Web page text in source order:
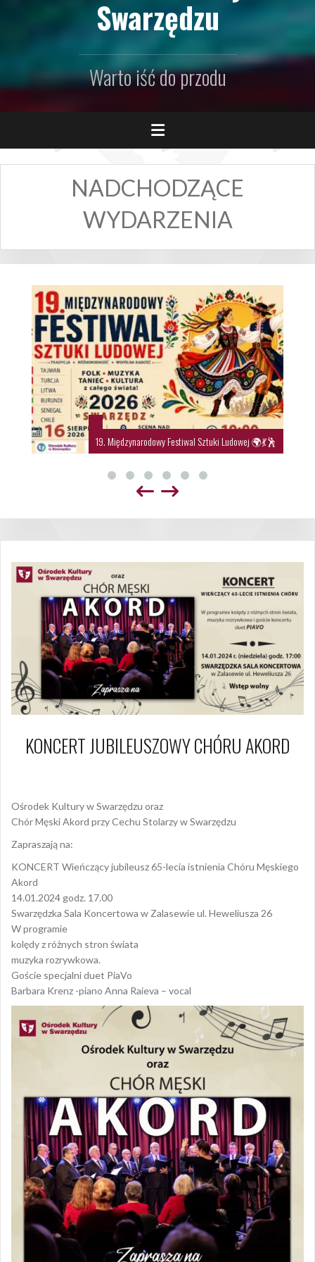
Swarzędzu
Warto iść do przodu
NADCHODZĄCE
WYDARZENIA
19. Międzynarodowy Festiwal Sztuki Ludowej 🌍💃🕺
KONCERT JUBILEUSZOWY CHÓRU AKORD
Ośrodek Kultury w Swarzędzu oraz
Chór Męski Akord przy Cechu Stolarzy w Swarzędzu
Zapraszają na:
KONCERT Wieńczący jubileusz 65-lecia istnienia Chóru Męskiego
Akord
14.01.2024 godz. 17.00
Swarzędzka Sala Koncertowa w Zalasewie ul. Heweliusza 26
W programie
kolędy z różnych stron świata
muzyka rozrywkowa.
Goście specjalni duet PiaVo
Barbara Krenz -piano Anna Raieva – vocal